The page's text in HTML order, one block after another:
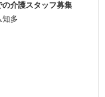
の介護スタッフ募集
多